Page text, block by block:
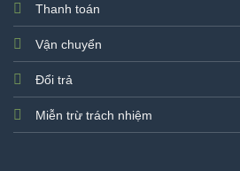
Thanh toán
Vận chuyển
Đổi trả
Miễn trừ trách nhiệm